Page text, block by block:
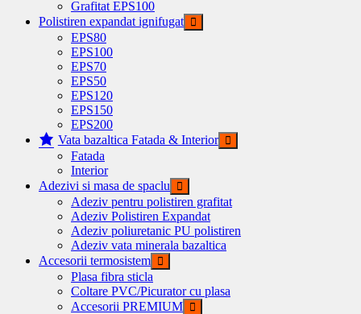
Grafitat EPS100
Polistiren expandat ignifugat
EPS80
EPS100
EPS70
EPS50
EPS120
EPS150
EPS200
Vata bazaltica Fatada & Interior
Fatada
Interior
Adezivi si masa de spaclu
Adeziv pentru polistiren grafitat
Adeziv Polistiren Expandat
Adeziv poliuretanic PU polistiren
Adeziv vata minerala bazaltica
Accesorii termosistem
Plasa fibra sticla
Coltare PVC/Picurator cu plasa
Accesorii PREMIUM